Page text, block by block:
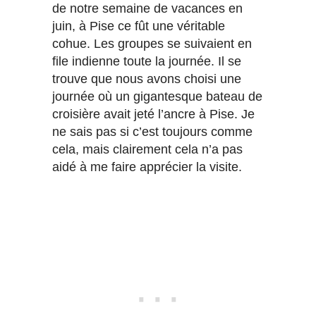
de notre semaine de vacances en
juin, à Pise ce fût une véritable
cohue. Les groupes se suivaient en
file indienne toute la journée. Il se
trouve que nous avons choisi une
journée où un gigantesque bateau de
croisière avait jeté l’ancre à Pise. Je
ne sais pas si c’est toujours comme
cela, mais clairement cela n’a pas
aidé à me faire apprécier la visite.